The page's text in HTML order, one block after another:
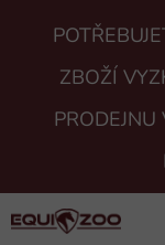
ZBOŽÍ
PRODEJNU